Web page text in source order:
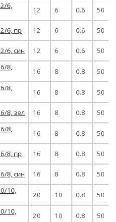
6,
12 6 0.6 50
6, пр 12 6 0.6 50
6, син 12 6 0.6 50
8,
16 8 0.8 50
8,
16 8 0.8 50
8, зел 16 8 0.8 50
8,
16 8 0.8 50
8, пр 16 8 0.8 50
8, син 16 8 0.8 50
10,
20 10 0.8 50
10,
20 10 0.8 50